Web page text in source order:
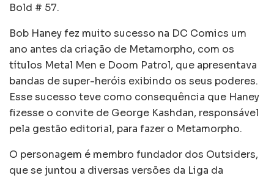
Bold # 57.
Bob Haney fez muito sucesso na DC Comics um
ano antes da criação de Metamorpho, com os
títulos Metal Men e Doom Patrol, que apresentava
bandas de super-heróis exibindo os seus poderes.
Esse sucesso teve como consequência que Haney
fizesse o convite de George Kashdan, responsável
pela gestão editorial, para fazer o Metamorpho.
O personagem é membro fundador dos Outsiders,
que se juntou a diversas versões da Liga da